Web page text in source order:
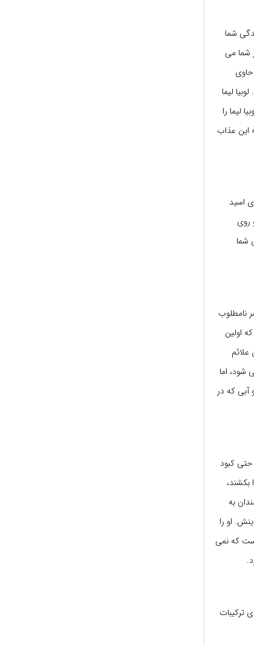
شما
شما می
لیما
لیما را
این عذاب
اسید
روی
شما
نامطلوب
اولین
بین رفتن سم می شود، اما
که در
کبود
به
او را
که نمی
ترکیبات